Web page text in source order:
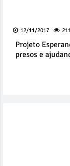
12/11/2017
Projeto
presos e